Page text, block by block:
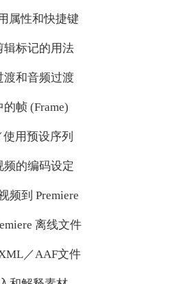
属性和快捷键
辑标记的用法
渡和音频过渡
帧 (Frame)
用预设序列
频的编码设定
频到 Premiere
离线文件
／AAF文件